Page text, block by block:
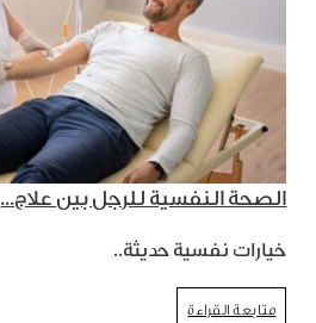
الصحة النفسية للرجل بين علاج...
خيارات نفسية حديثة..
متابعة القراءة